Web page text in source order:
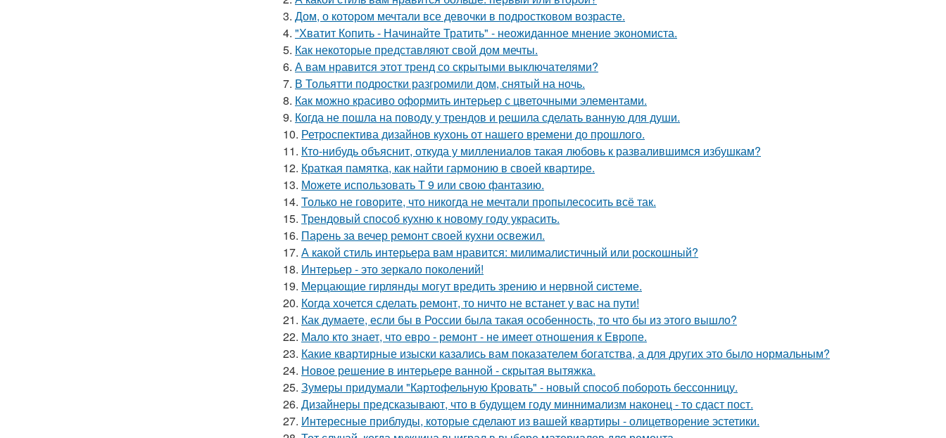
3. Дом, о котором мечтали все девочки в подростковом возрасте.
4. "Хватит Копить - Начинайте Тратить" - неожиданное мнение экономиста.
5. Как некоторые представляют свой дом мечты.
6. А вам нравится этот тренд со скрытыми выключателями?
7. В Тольятти подростки разгромили дом, снятый на ночь.
8. Как можно красиво оформить интерьер с цветочными элементами.
9. Когда не пошла на поводу у трендов и решила сделать ванную для души.
10. Ретроспектива дизайнов кухонь от нашего времени до прошлого.
11. Кто-нибудь объяснит, откуда у миллениалов такая любовь к развалившимся избушкам?
12. Краткая памятка, как найти гармонию в своей квартире.
13. Можете использовать Т 9 или свою фантазию.
14. Только не говорите, что никогда не мечтали пропылесосить всё так.
15. Трендовый способ кухню к новому году украсить.
16. Парень за вечер ремонт своей кухни освежил.
17. А какой стиль интерьера вам нравится: милималистичный или роскошный?
18. Интерьер - это зеркало поколений!
19. Мерцающие гирлянды могут вредить зрению и нервной системе.
20. Когда хочется сделать ремонт, то ничто не встанет у вас на пути!
21. Как думаете, если бы в России была такая особенность, то что бы из этого вышло?
22. Мало кто знает, что евро - ремонт - не имеет отношения к Европе.
23. Какие квартирные изыски казались вам показателем богатства, а для других это было нормальным?
24. Новое решение в интерьере ванной - скрытая вытяжка.
25. Зумеры придумали "Картофельную Кровать" - новый способ побороть бессонницу.
26. Дизайнеры предсказывают, что в будущем году миннимализм наконец - то сдаст пост.
27. Интересные приблуды, которые сделают из вашей квартиры - олицетворение эстетики.